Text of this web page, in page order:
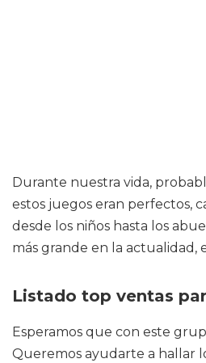
Durante nuestra vida,
estos juegos eran perfectos,
desde los niños hasta los
más grande en la actualidad,
Listado top ventas
Esperamos que con este
Queremos ayudarte a hallar